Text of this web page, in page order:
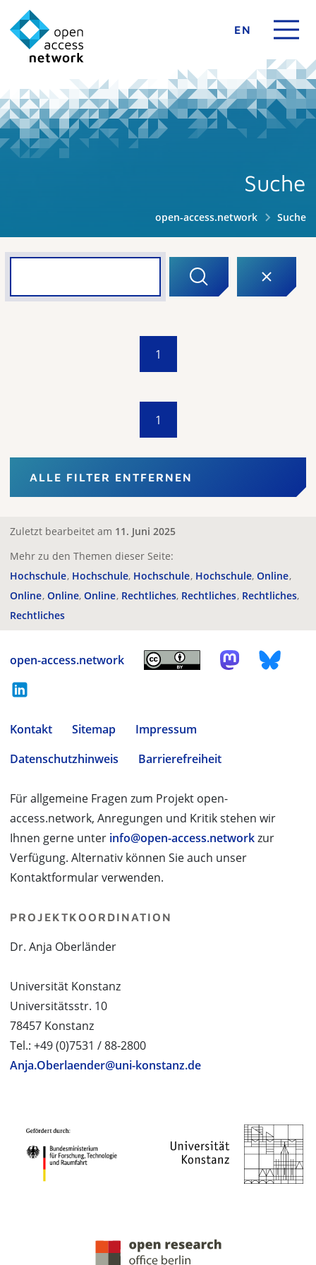
EN
Suche
open-access.network Suche
1
1
ALLE FILTER ENTFERNEN
Zuletzt bearbeitet am 11. Juni 2025
Mehr zu den Themen dieser Seite:
Hochschule Hochschule Hochschule Hochschule Online
Online Online Online Rechtliches Rechtliches Rechtliches
Rechtliches
open-access.network
Kontakt Sitemap
Impressum
Datenschutzhinweis
Barrierefreiheit
Für allgemeine Fragen zum Projekt open-
access.network, Anregungen und Kritik stehen wir
Ihnen gerne unter info@open-access.networkzur
Verfügung. Alternativ können Sie auch unser
Kontaktformular verwenden.
PROJEKTKOORDINATION
Dr. Anja Oberländer
Universität Konstanz
Universitätsstr. 10
78457 Konstanz
Tel.: +49 (0)7531 / 88-2800
Anja.Oberlaender@uni-konstanz.de